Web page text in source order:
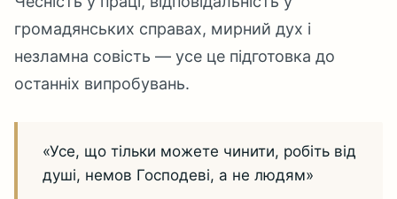
громадянських справах, мирний дух і
незламна совість — усе це підготовка до
останніх випробувань.
«Усе, що тільки можете чинити, робіть від
душі, немов Господеві, а не людям»